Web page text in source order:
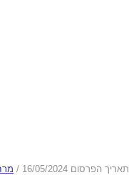
תאריך הפרסום 16/05/2024 /